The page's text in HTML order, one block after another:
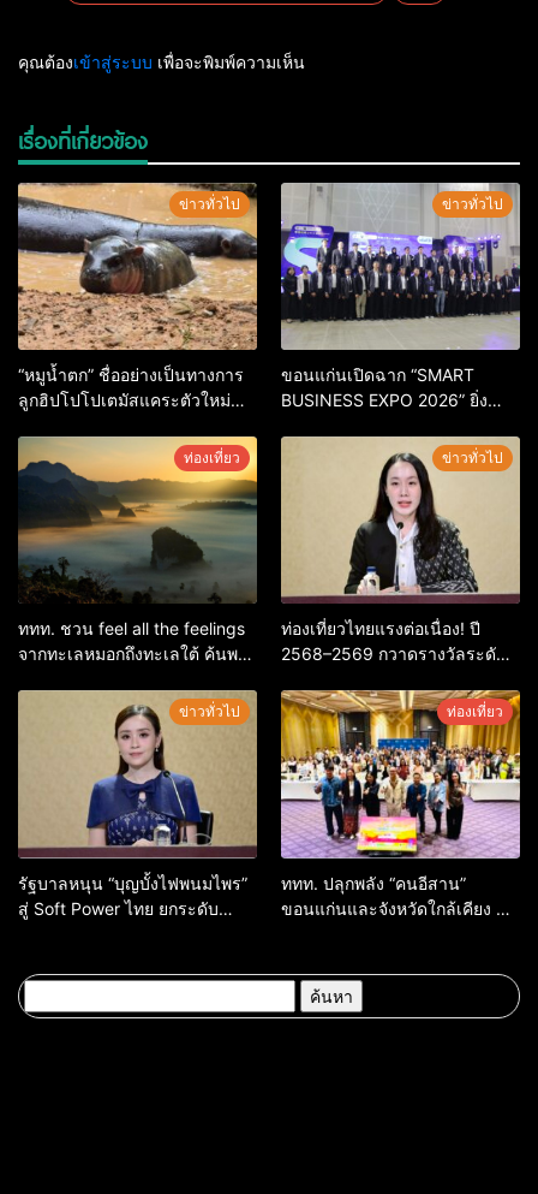
คุณต้องเข้าสู่ระบบ เพื่อจะพิมพ์ความเห็น
เรื่องที่เกี่ยวข้อง
ข่าวทั่วไป
“หมูน้ำตก” ชื่ออย่างเป็นทางการ
ลูกฮิปโปโปเตมัสแคระตัวใหม่
กิจกรรมร่วมโหวตชนะกว่า
10,000 คะแนน
ข่าวทั่วไป
ขอนแก่นเปิดฉาก “SMART
BUSINESS EXPO 2026” ยิ่ง
ระดับเศรษฐกิจดิจิทัลอีสาน
ท่องเที่ยว
ททท. ชวน feel all the feelings
จากทะเลหมอกถึงทะเลใต้ ค้นพบ
ข่าวทั่วไป
ท่องเที่ยวไทยแรงต่อเนื่อง! ปี
2568–2569 กวาดรางวัลระดับ
จุดหมายปลายทางนักท่องเที่ยว
จากทั่วโลก
ข่าวทั่วไป
รัฐบาลหนุน “บุญบั้งไฟพนมไพร”
สู่ Soft Power ไทย ยกระดับ
ภูมิใจของชาติ
ท่องเที่ยว
ททท. ปลุกพลัง “คนอีสาน”
ขอนแก่นและจังหวัดใกล้เคียง สู่
คุณค่าสูงอย่างมีความหมาย
สำหรับ: